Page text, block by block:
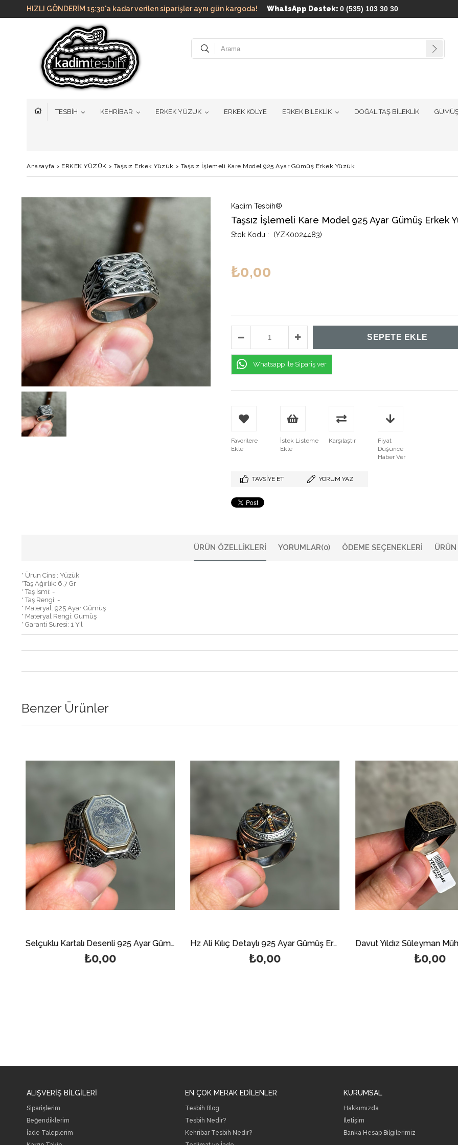
HIZLI GÖNDERİM 15:30'a kadar verilen siparişler aynı gün kargoda! WhatsApp Destek: 0 (535) 103 30 30
TESBİH KEHRİBAR ERKEK YÜZÜK ERKEK KOLYE ERKEK BİLEKLİK DOĞAL TAŞ BİLEKLİK
Anasayfa > ERKEK YÜZÜK > Taşsız Erkek Yüzük > Taşsız İşlemeli Kare Model 925 Ayar Gümüş Erkek Yüzük
Kadim Tesbih®
Taşsız İşlemeli Kare Model 925 Ayar Gümüş Erkek
(YZK0024483)
₺0,00
Whatsapp İle Sipariş ver
Favorilere
Ekle
İstek Listeme
Ekle
Karşılaştır
Fiyat
Düşünce
Haber Ver
TAVSIYE ET YORUM YAZ
ÜRÜN ÖZELLIKLERI YORUMLAR(0) ÖDEME SEÇENEKLERI
* Ürün Cinsi: Yüzük
*Taş Ağırlık: 6,7 Gr
* Taş İsmi: -
* Taş Rengi: -
* Materyal: 925 Ayar Gümüş
* Materyal Rengi: Gümüş
* Garanti Süresi: 1 Yıl
Benzer Ürünler
Selçuklu Kartalı Desenli 925 Ayar Gümüş Erkek Yüzük
₺0,00
Hz Ali Kılıç Detaylı 925 Ayar Gümüş Erkek Yüzük
₺0,00 ₺0,00
ALIŞVERİŞ BİLGİLERİ
Siparişlerim
Beğendiklerim
İade Taleplerim
EN ÇOK MERAK EDİLENLER
Tesbih Blog
Tesbih Nedir?
Kehribar Tesbih Nedir?
KURUMSAL
Hakkımızda
İletişim
Banka Hesap Bilgilerimiz